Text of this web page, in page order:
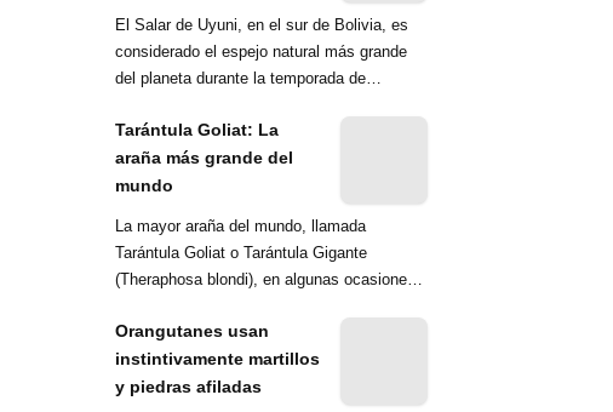
El Salar de Uyuni, en el sur de Bolivia, es
considerado el espejo natural más grande
del planeta durante la temporada de
Tarántula Goliat: La
araña más grande del
mundo
La mayor araña del mundo, llamada
Tarántula Goliat o Tarántula Gigante
(Theraphosa blondi), en algunas ocasiones
Orangutanes usan
instintivamente martillos
y piedras afiladas